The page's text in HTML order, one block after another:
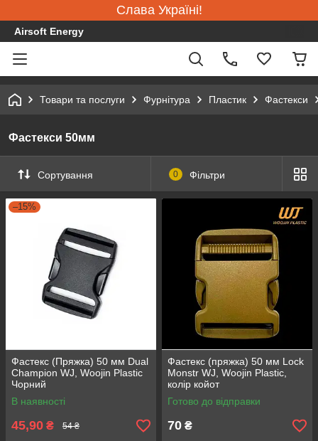
Слава Україні!
Airsoft Energy
Товари та послуги Фурнітура Пластик Фастекси
Фастекси 50мм
Сортування 0 Фільтри
–15%
Фастекс (Пряжка) 50 мм Dual
Champion WJ, Woojin Plastic
Чорний
В наявності
45,90 ₴ 54 ₴
Фастекс (пряжка) 50 мм Lock
Monstr WJ, Woojin Plastic,
колір койот
Готово до відправки
70 ₴